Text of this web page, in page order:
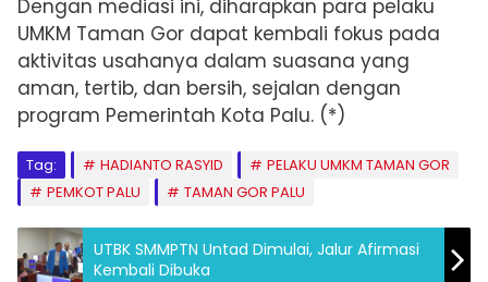
Dengan mediasi ini, diharapkan para pelaku
UMKM Taman Gor dapat kembali fokus pada
aktivitas usahanya dalam suasana yang
aman, tertib, dan bersih, sejalan dengan
program Pemerintah Kota Palu. (*)
Tag: HADIANTO RASYID
PELAKU UMKM TAMAN GOR
PEMKOT PALU
TAMAN GOR PALU
UTBK SMMPTN Untad Dimulai, Jalur Afirmasi
Kembali Dibuka